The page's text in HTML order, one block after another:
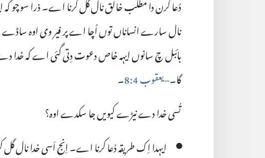
نال سارے انساناں توں اُچا اے پر فیر وی اوہ ساڈے
بائبل چ سانوں ایہہ خاص دعوت دِتی گئی اے کہ
گا۔–‏یعقوب 4:‏8
‏۔‏
تُسی خدا دے نیڑے کیویں جا سکدے اوہ؟‏
ایہدا اِک طریقہ دُعا کرنا اے۔ اِنج اَسی خدا نال